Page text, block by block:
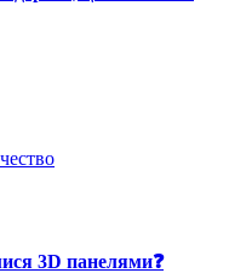
3D панелями❓